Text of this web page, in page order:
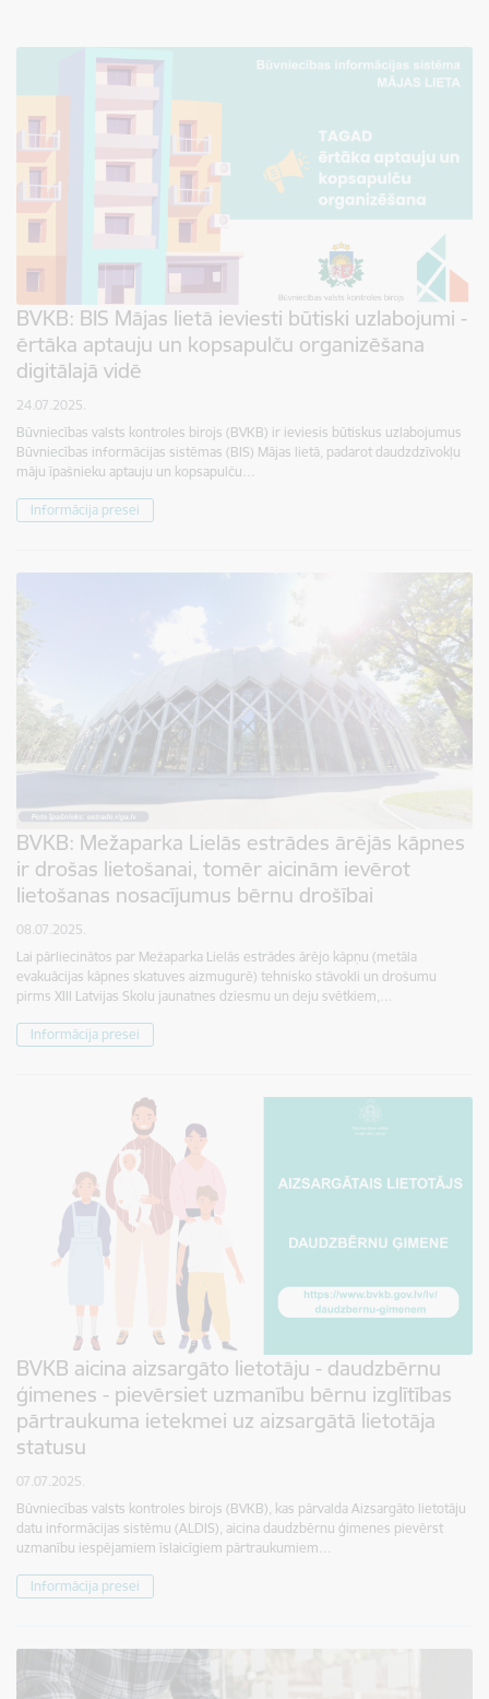
BVKB: BIS Mājas lietā ieviesti būtiski uzlabojumi -
ērtāka aptauju un kopsapulču organizēšana
digitālajā vidē
24.07.2025.
Būvniecības valsts kontroles birojs (BVKB) ir ieviesis būtiskus uzlabojumus
Būvniecības informācijas sistēmas (BIS) Mājas lietā, padarot daudzdzīvokļu
māju īpašnieku aptauju un kopsapulču…
Informācija presei
BVKB: Mežaparka Lielās estrādes ārējās kāpnes
ir drošas lietošanai, tomēr aicinām ievērot
lietošanas nosacījumus bērnu drošībai
08.07.2025.
Lai pārliecinātos par Mežaparka Lielās estrādes ārējo kāpņu (metāla
evakuācijas kāpnes skatuves aizmugurē) tehnisko stāvokli un drošumu
pirms XIII Latvijas Skolu jaunatnes dziesmu un deju svētkiem,…
Informācija presei
BVKB aicina aizsargāto lietotāju - daudzbērnu
ģimenes - pievērsiet uzmanību bērnu izglītības
pārtraukuma ietekmei uz aizsargātā lietotāja
statusu
07.07.2025.
Būvniecības valsts kontroles birojs (BVKB), kas pārvalda Aizsargāto lietotāju
datu informācijas sistēmu (ALDIS), aicina daudzbērnu ģimenes pievērst
uzmanību iespējamiem īslaicīgiem pārtraukumiem…
Informācija presei